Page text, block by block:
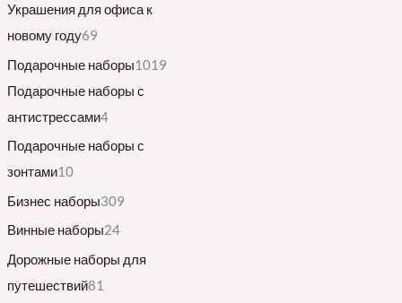
Украшения для офиса к
новому году69
Подарочные наборы1019
Подарочные наборы с
антистрессами4
Подарочные наборы с
зонтами10
Бизнес наборы309
Винные наборы24
Дорожные наборы для
путешествий81